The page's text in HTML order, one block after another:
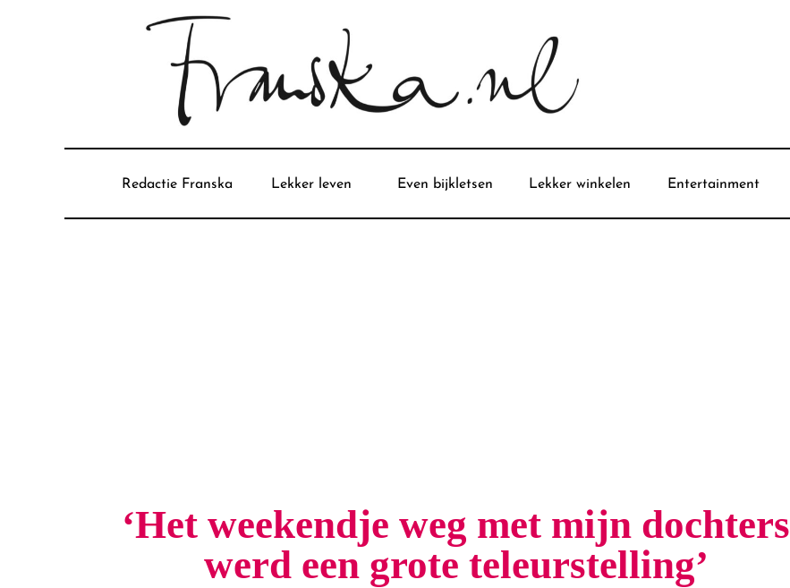
Redactie Franska Lekker leven Even bijkletsen Lekker winkelen Entertainment
‘Het weekendje weg met mijn dochters
werd een grote teleurstelling’